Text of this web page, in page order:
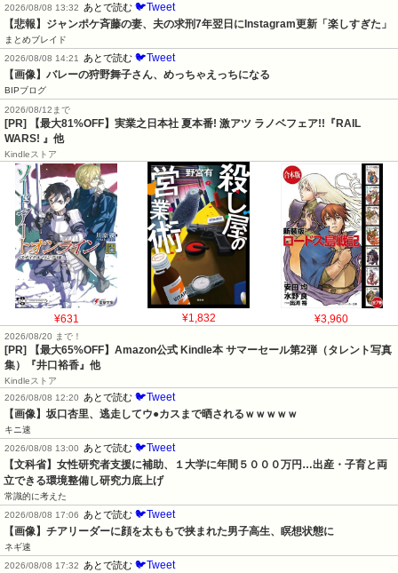
2026/08/08 13:32 あとで読む 🐦Tweet
【悲報】ジャンポケ斉藤の妻、夫の求刑7年翌日にInstagram更新「楽しすぎた」
まとめブレイド
2026/08/08 14:21
あとで読む 🐦Tweet
【画像】バレーの狩野舞子さん、めっちゃえっちになる
BIPブログ
2026/08/12まで
[PR] 【最大81%OFF】実業之日本社 夏本番! 激アツ ラノベフェア!!『RAIL
WARS! 』他
Kindleストア
¥631 ¥1,832 ¥3,960
2026/08/20 まで！
[PR]
【最大65%OFF】Amazon公式 Kindle本 サマーセール第2弾（タレント写真
集）『井口裕香』他
Kindleストア
2026/08/08 12:20
あとで読む 🐦Tweet
【画像】坂口杏里、逃走してウ●カスまで晒されるｗｗｗｗｗ
キニ速
2026/08/08 13:00
あとで読む 🐦Tweet
【文科省】女性研究者支援に補助、１大学に年間５０００万円…出産・子育と両
立できる環境整備し研究力底上げ
常識的に考えた
2026/08/08 17:06
あとで読む 🐦Tweet
【画像】チアリーダーに顔を太ももで挟まれた男子高生、瞑想状態に
ネギ速
2026/08/08 17:32
あとで読む 🐦Tweet